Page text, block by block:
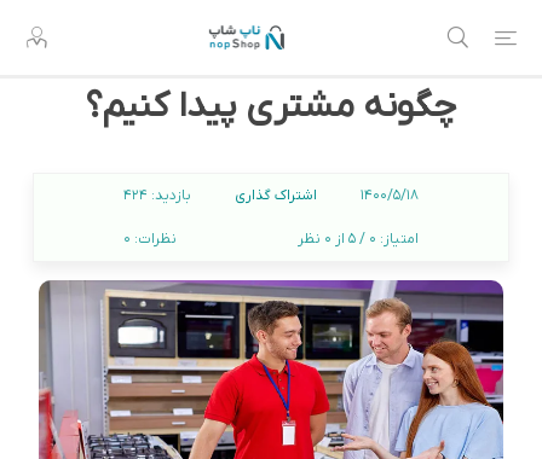
چگونه مشتری پیدا کنیم؟
1400/5/18 اشتراک گذاری بازدید: 424
امتیاز: 0 / 5 از 0 نظر نظرات: 0